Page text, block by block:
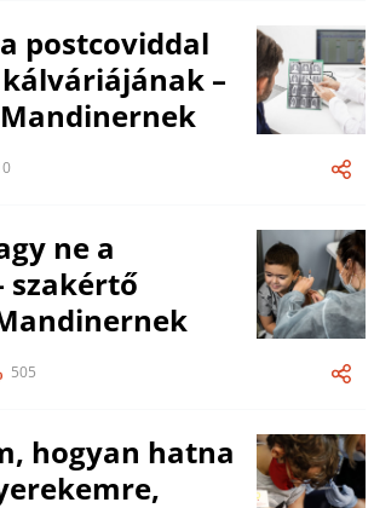
postcoviddal
–
ne a
szakértő
505
hogyan hatna